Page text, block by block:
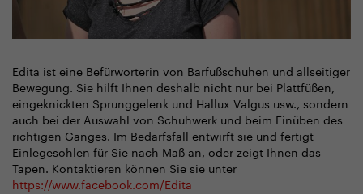
Edita ist eine Befürworterin von Barfußschuhen und allseitiger
Bewegung. Sie hilft Ihnen deshalb nicht nur bei Plattfüßen,
eingeknickten Sprunggelenk und Hallux Valgus usw., sondern
auch bei der Auswahl von Schuhwerk und beim Einüben des
richtigen Ganges. Im Bedarfsfall entwirft sie und fertigt
Einlegesohlen für Sie nach Maß an, oder zeigt Ihnen das
Tapen. Kontaktieren können Sie sie unter
https://www.facebook.com/Edita